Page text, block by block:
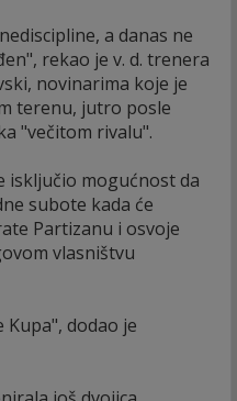
a danas ne
rekao je v. d. trenera
novinarima koje je
terenu, jutro posle
"večitom rivalu".
isključio mogućnost da
subote kada će
Partizanu i osvoje
vlasništvu
dodao je